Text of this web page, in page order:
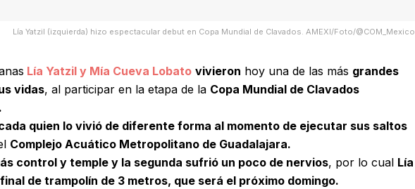
Lía Yatzil (izquierda) hizo espectacular debut en Copa Mundial de Clavados. AMEXI/Foto/@COM_Mexico
Lía Yatzil y Mía Cueva Lobato vivieron hoy una de las más grandes
vidas, al participar en la etapa de la Copa Mundial de Clavados
quien lo vivió de diferente forma al momento de ejecutar sus saltos
Complejo Acuático Metropolitano de Guadalajara.
control y temple y la segunda sufrió un poco de nervios, por lo cual Lía
de trampolín de 3 metros, que será el próximo domingo.